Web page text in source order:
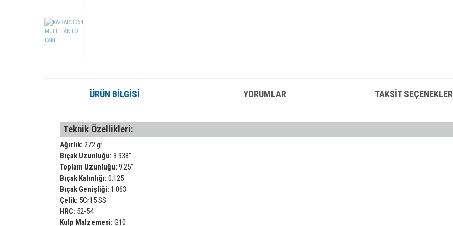
ÜRÜN BILGISI YORUMLAR TAKSIT
Teknik Özellikleri:
Ağırlık: 272 gr
Bıçak Uzunluğu: 3.938"
Toplam Uzunluğu: 9.25"
Bıçak Kalınlığı: 0.125
Bıçak Genişliği: 1.063
Çelik: 5Cr15 SS
HRC: 52-54
Kulp Malzemesi: G10